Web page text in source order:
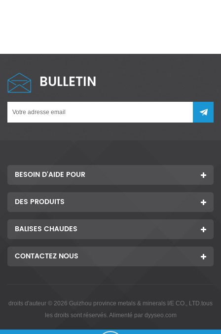
BULLETIN
BESOIN D'AIDE POUR
DES PRODUITS
BALISES CHAUDES
CONTACTEZ NOUS
droits d'auteur © 2026 Guizhou province metals & minerals I/E CO., LTD.tous
les droits sont réservés. Alimenté par dyyseo.com